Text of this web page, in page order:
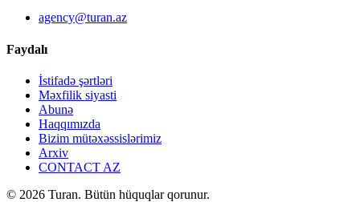
agency@turan.az
Faydalı
İstifadə şərtləri
Məxfilik siyasti
Abunə
Haqqımızda
Bizim mütəxəssislərimiz
Arxiv
CONTACT AZ
© 2026 Turan. Bütün hüquqlar qorunur.